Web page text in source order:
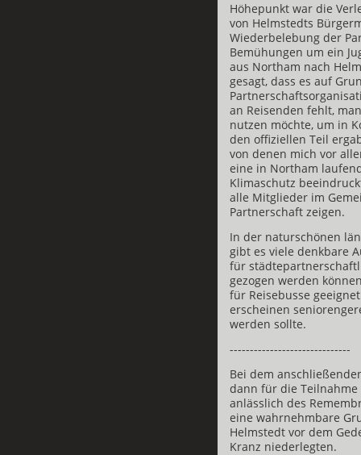
Höhepunkt war die
von Helmstedts
Wiederbelebung der
Bemühungen um ein
aus Northam nach
gesagt, dass es auf
an Reisenden fehlt,
nutzen möchte, um in
den offiziellen Teil
von denen mich vor
eine in Northam
Klimaschutz
alle Mitglieder im
Partnerschaft zeigen.
In der naturschönen
gibt es viele denkbare
für
gezogen werden
für Reisebusse
erscheinen
werden sollte.
------------------------------
Bei dem
dann für die
anlässlich des
eine wahrnehmbare
Helmstedt vor dem
Kranz niederlegten.